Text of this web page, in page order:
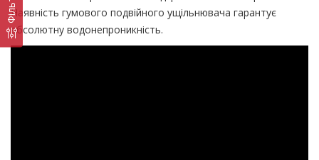
Фільтр
Наявність гумового подвійного ущільнювача гарантує
абсолютну водонепроникність.